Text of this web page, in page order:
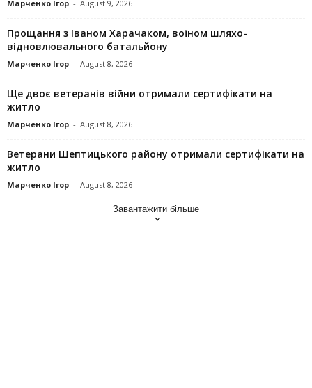
Марченко Ігор - August 9, 2026
Прощання з Іваном Харачаком, воїном шляхо-
відновлювального батальйону
Марченко Ігор - August 8, 2026
Ще двоє ветеранів війни отримали сертифікати на
житло
Марченко Ігор - August 8, 2026
Ветерани Шептицького району отримали сертифікати на
житло
Марченко Ігор - August 8, 2026
Завантажити більше